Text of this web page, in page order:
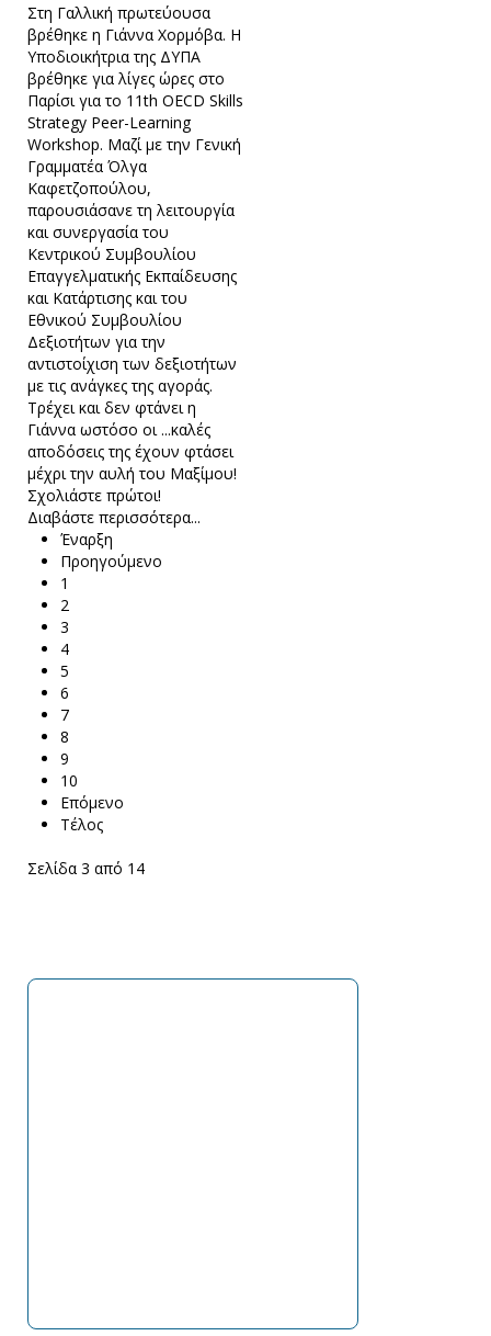
Στη Γαλλική πρωτεύουσα
βρέθηκε η Γιάννα Χορμόβα. Η
Υποδιοικήτρια της ΔΥΠΑ
βρέθηκε για λίγες ώρες στο
Παρίσι για το 11th OECD Skills
Strategy Peer-Learning
Workshop. Μαζί με την Γενική
Γραμματέα Όλγα
Καφετζοπούλου,
παρουσιάσανε τη λειτουργία
και συνεργασία του
Κεντρικού Συμβουλίου
Επαγγελματικής Εκπαίδευσης
και Κατάρτισης και του
Εθνικού Συμβουλίου
Δεξιοτήτων για την
αντιστοίχιση των δεξιοτήτων
με τις ανάγκες της αγοράς.
Τρέχει και δεν φτάνει η
Γιάννα ωστόσο οι ...καλές
αποδόσεις της έχουν φτάσει
μέχρι την αυλή του Μαξίμου!
Σχολιάστε πρώτοι!
Διαβάστε περισσότερα...
Έναρξη
Προηγούμενο
1
2
3
4
5
6
7
8
9
10
Επόμενο
Τέλος
Σελίδα 3 από 14